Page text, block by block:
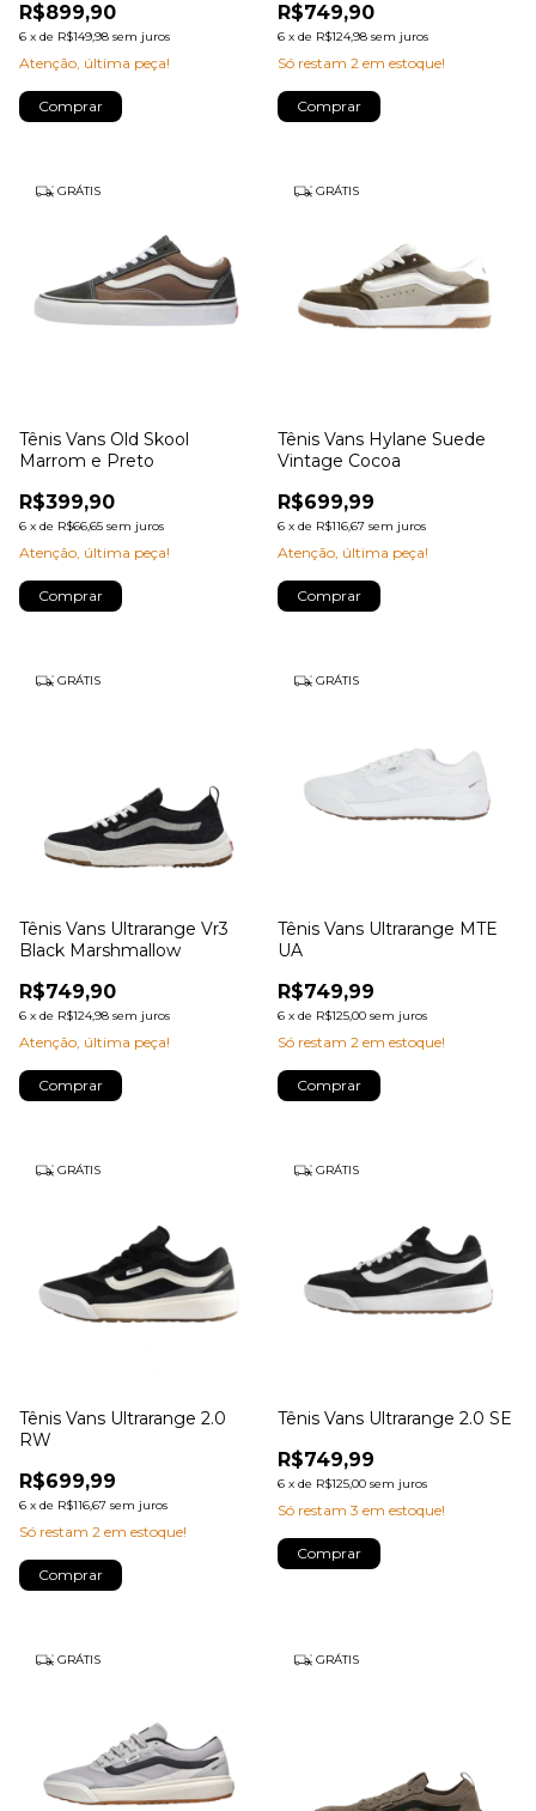
R$899,90
6 x de R$149,98 sem juros
Atenção, última peça!
Comprar
R$749,90
6 x de R$124,98 sem juros
Só restam 2 em estoque!
Comprar
GRÁTIS
Tênis Vans Old Skool
Marrom e Preto
R$399,90
6 x de R$66,65 sem juros
Atenção, última peça!
Comprar
GRÁTIS
Tênis Vans Hylane Suede
Vintage Cocoa
R$699,99
6 x de R$116,67 sem juros
Atenção, última peça!
Comprar
GRÁTIS
Tênis Vans Ultrarange Vr3
Black Marshmallow
R$749,90
6 x de R$124,98 sem juros
Atenção, última peça!
Comprar
GRÁTIS
Tênis Vans Ultrarange MTE
UA
R$749,99
6 x de R$125,00 sem juros
Só restam 2 em estoque!
Comprar
GRÁTIS
Tênis Vans Ultrarange 2.0
RW
R$699,99
6 x de R$116,67 sem juros
Só restam 2 em estoque!
Comprar
GRÁTIS
Tênis Vans Ultrarange 2.0 SE
R$749,99
6 x de R$125,00 sem juros
Só restam 3 em estoque!
Comprar
GRÁTIS GRÁTIS